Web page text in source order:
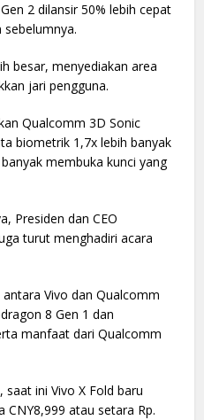
2 dilansir 50% lebih cepat
sebelumnya.
besar, menyediakan area
jari pengguna.
Qualcomm 3D Sonic
biometrik 1,7x lebih banyak
membuka kunci yang
Presiden dan CEO
turut menghadiri acara
Vivo dan Qualcomm
8 Gen 1 dan
manfaat dari Qualcomm
ini Vivo X Fold baru
CNY8,999 atau setara Rp.